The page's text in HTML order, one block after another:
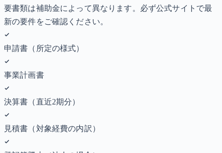
要書類は補助金によって異なります。必ず公式サイトで最
新の要件をご確認ください。
申請書（所定の様式）
事業計画書
決算書（直近2期分）
見積書（対象経費の内訳）